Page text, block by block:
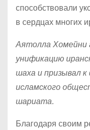
способствовали
в сердцах многих
Аятолла Хомейни
унификацию
шаха и призывал
исламского
шариата.
Благодаря своим